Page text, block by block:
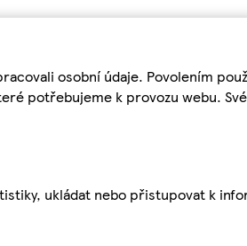
osobní údaje. Povolením
potřebujeme k provozu webu.
ukládat nebo přistupovat k